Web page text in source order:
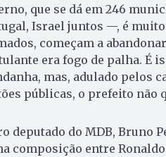
que se dá em 246
Israel juntos —, é
começam a
era fogo de palha. É
mas, adulado pelos
públicas, o prefeito não
deputado do MDB, Bruno
composição entre